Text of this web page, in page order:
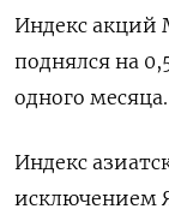
Индекс акций
поднялся на
одного месяца.
Индекс
исключением